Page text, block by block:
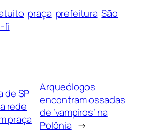
praça prefeitura São
fi
de SP
rede
praça
Arqueólogos
encontram ossadas
de ‘vampiros’ na
Polônia →